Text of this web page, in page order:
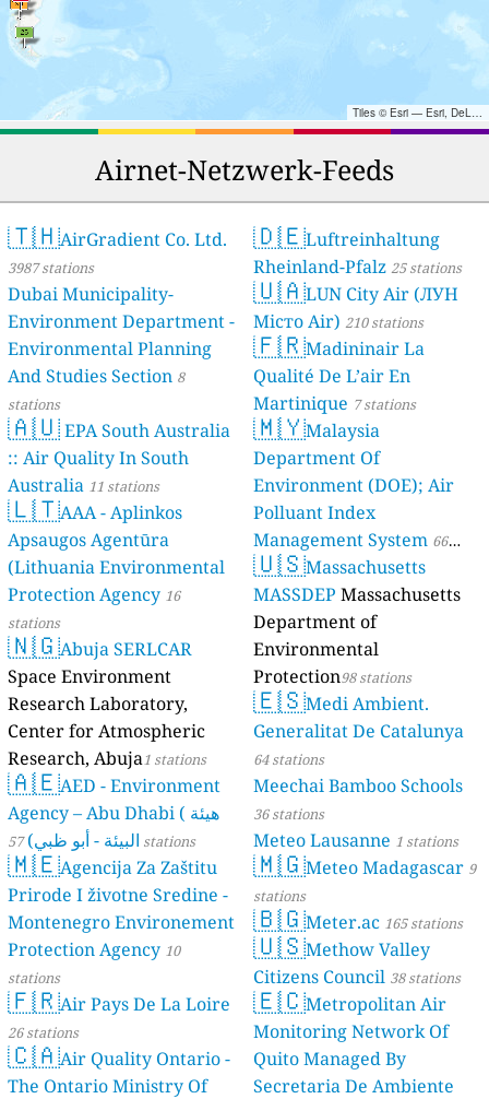
Tiles © Esri — Esri, DeLorme, NAVTEQ, TomTom, Intermap, iPC, USGS, FAO, NPS, NRCAN, GeoBase, Kadaster NL, Ordnance Survey, Esri Japan, METI, Esri China (Hong Kong), and the GIS User Community
Airnet-Netzwerk-Feeds
🇹🇭AirGradient Co. Ltd.
3987 stations
Dubai Municipality-
Environment Department -
Environmental Planning
And Studies Section 8
stations
🇦🇺EPA South Australia
:: Air Quality In South
Australia 11 stations
🇱🇹AAA - Aplinkos
Apsaugos Agentūra
(Lithuania Environmental
Protection Agency 16
stations
🇳🇬Abuja SERLCAR
Space Environment
Research Laboratory,
Center for Atmospheric
Research, Abuja1 stations
🇦🇪AED - Environment
Agency – Abu Dhabi ( هيئة
البيئة - أبو ظبي) 57 stations
🇲🇪Agencija Za Zaštitu
Prirode I životne Sredine -
Montenegro Environement
Protection Agency 10
stations
🇫🇷Air Pays De La Loire
26 stations
🇨🇦Air Quality Ontario -
The Ontario Ministry Of
🇩🇪Luftreinhaltung
Rheinland-Pfalz 25 stations
🇺🇦LUN City Air (ЛУН
Місто Air) 210 stations
🇫🇷Madininair La
Qualité De L’air En
Martinique 7 stations
🇲🇾Malaysia
Department Of
Environment (DOE); Air
Polluant Index
Management System 66
stations
🇺🇸Massachusetts
MASSDEP Massachusetts
Department of
Environmental
Protection98 stations
🇪🇸Medi Ambient.
Generalitat De Catalunya
64 stations
Meechai Bamboo Schools
36 stations
Meteo Lausanne 1 stations
🇲🇬Meteo Madagascar 9
stations
🇧🇬Meter.ac 165 stations
🇺🇸Methow Valley
Citizens Council 38 stations
🇪🇨Metropolitan Air
Monitoring Network Of
Quito Managed By
Secretaria De Ambiente